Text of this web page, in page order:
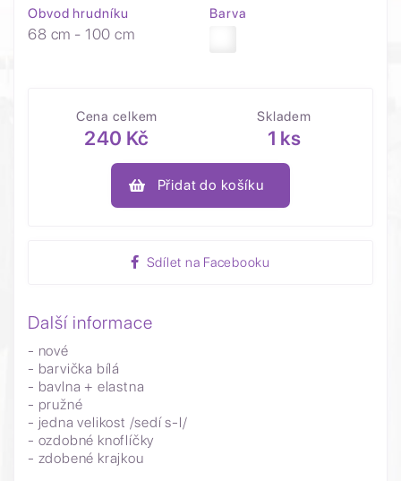
Obvod hrudníku
68 cm - 100 cm
Barva
Cena celkem
240 Kč
Skladem
1 ks
Přidat do košíku
Sdílet na Facebooku
Další informace
- nové
- barvička bílá
- bavlna + elastna
- pružné
- jedna velikost /sedí s-l/
- ozdobné knoflíčky
- zdobené krajkou